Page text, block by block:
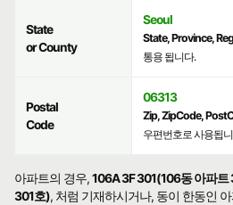
State
or County
Seoul
State, Province,
통용 됩니다.
Postal
Code
06313
Zip, ZipCode,
우편번호로 사용됩
아파트의 경우,106A 3F 301(106동 아파트
301호), 처럼 기재하시거나, 동이 한동인